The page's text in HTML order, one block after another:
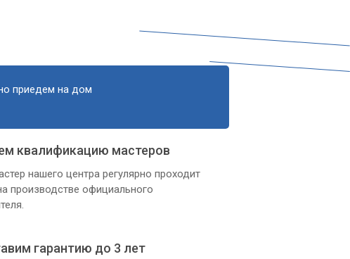
приедем на дом
квалификацию мастеров
нашего центра регулярно проходит
производстве официального
гарантию до 3 лет